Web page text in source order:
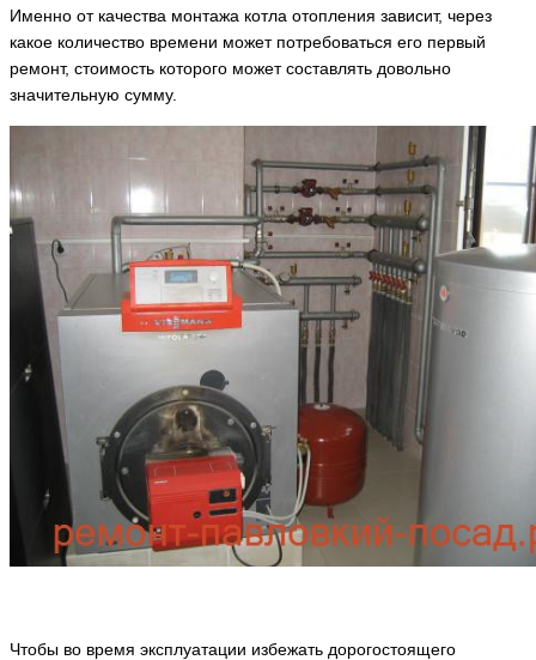
Именно от качества монтажа котла отопления зависит, через
какое количество времени может потребоваться его первый
ремонт, стоимость которого может составлять довольно
значительную сумму.
Чтобы во время эксплуатации избежать дорогостоящего